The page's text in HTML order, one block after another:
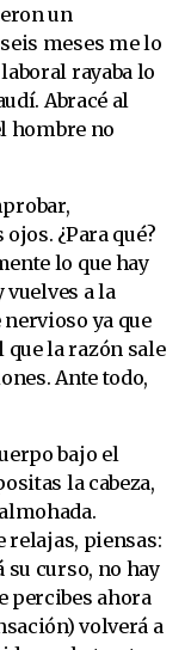
un
meses me lo
rayaba lo
Abracé al
hombre no
¿Para qué?
lo que hay
vuelves a la
nervioso ya que
la razón sale
Ante todo,
bajo el
la cabeza,
relajas, piensas:
su curso, no hay
percibes ahora
volverá a